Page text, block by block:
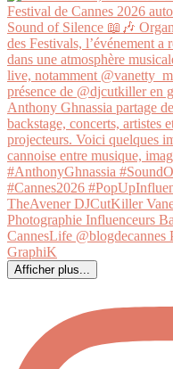
Afficher plus...